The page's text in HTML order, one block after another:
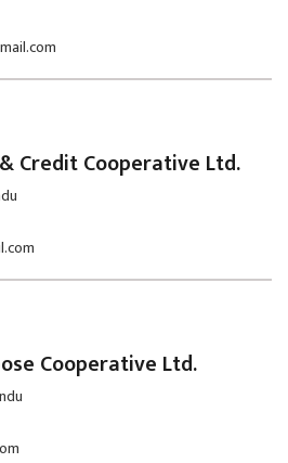
Credit Cooperative Ltd.
Cooperative Ltd.